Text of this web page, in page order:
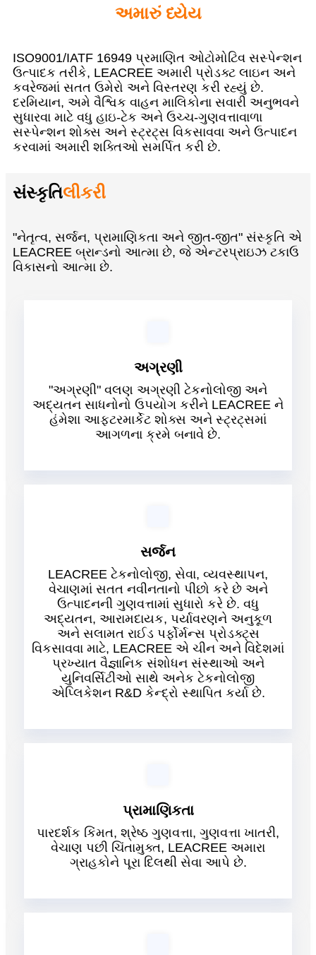
અમારું ધ્યેય
ISO9001/IATF 16949 પ્રમાણિત ઓટોમોટિવ સસ્પેન્શન
ઉત્પાદક તરીકે, LEACREE અમારી પ્રોડક્ટ લાઇન અને
કવરેજમાં સતત ઉમેરો અને વિસ્તરણ કરી રહ્યું છે.
દરમિયાન, અમે વૈશ્વિક વાહન માલિકોના સવારી અનુભવને
સુધારવા માટે વધુ હાઇ-ટેક અને ઉચ્ચ-ગુણવત્તાવાળા
સસ્પેન્શન શોક્સ અને સ્ટ્રટ્સ વિકસાવવા અને ઉત્પાદન
કરવામાં અમારી શક્તિઓ સમર્પિત કરી છે.
સંસ્કૃતિલીકરી
"નેતૃત્વ, સર્જન, પ્રામાણિકતા અને જીત-જીત" સંસ્કૃતિ એ
LEACREE બ્રાન્ડનો આત્મા છે, જે એન્ટરપ્રાઇઝ ટકાઉ
વિકાસનો આત્મા છે.
અગ્રણી
"અગ્રણી" વલણ અગ્રણી ટેકનોલોજી અને
અદ્યતન સાધનોનો ઉપયોગ કરીને LEACREE ને
હંમેશા આફ્ટરમાર્કેટ શોક્સ અને સ્ટ્રટ્સમાં
આગળના ક્રમે બનાવે છે.
સર્જન
LEACREE ટેકનોલોજી, સેવા, વ્યવસ્થાપન,
વેચાણમાં સતત નવીનતાનો પીછો કરે છે અને
ઉત્પાદનની ગુણવત્તામાં સુધારો કરે છે. વધુ
અદ્યતન, આરામદાયક, પર્યાવરણને અનુકૂળ
અને સલામત રાઈડ પર્ફોર્મન્સ પ્રોડક્ટ્સ
વિકસાવવા માટે, LEACREE એ ચીન અને વિદેશમાં
પ્રખ્યાત વૈજ્ઞાનિક સંશોધન સંસ્થાઓ અને
યુનિવર્સિટીઓ સાથે અનેક ટેકનોલોજી
એપ્લિકેશન R&D કેન્દ્રો સ્થાપિત કર્યા છે.
પ્રામાણિકતા
પારદર્શક કિંમત, શ્રેષ્ઠ ગુણવત્તા, ગુણવત્તા ખાતરી,
વેચાણ પછી ચિંતામુક્ત, LEACREE અમારા
ગ્રાહકોને પૂરા દિલથી સેવા આપે છે.